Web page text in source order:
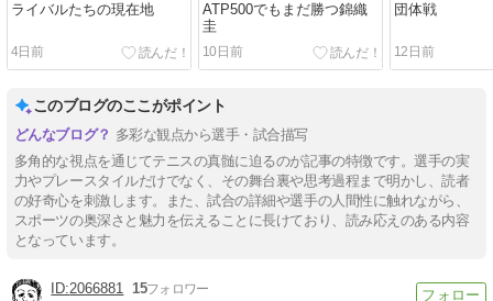
ライバルたちの現在地
4日前
ATP500でもまだ勝つ錦織
圭
10日前
団体戦
12日前
このブログのここがポイント
多彩な観点から選手・試合描写
多角的な視点を通じてテニスの真髄に迫るのが記事の特徴です。選手の実
力やプレースタイルだけでなく、その舞台裏や思考過程まで明かし、読者
の好奇心を刺激します。また、試合の詳細や選手の人間性に触れながら、
スポーツの奥深さと魅力を伝えることに長けており、読み応えのある内容
となっています。
2066881 15